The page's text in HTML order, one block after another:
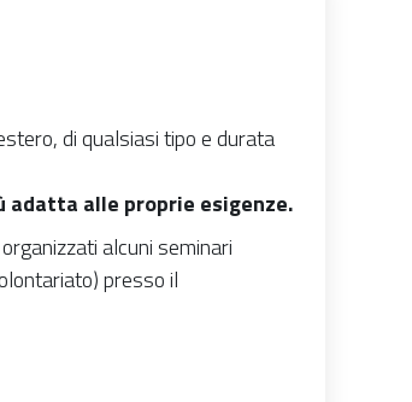
di qualsiasi tipo e durata
adatta alle proprie esigenze.
alcuni seminari
presso il